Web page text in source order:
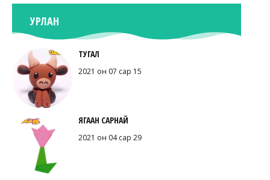
УРЛАН
ТУГАЛ
2021 он 07 сар 15
ЯГААН САРНАЙ
2021 он 04 сар 29